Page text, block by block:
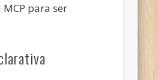
para ser